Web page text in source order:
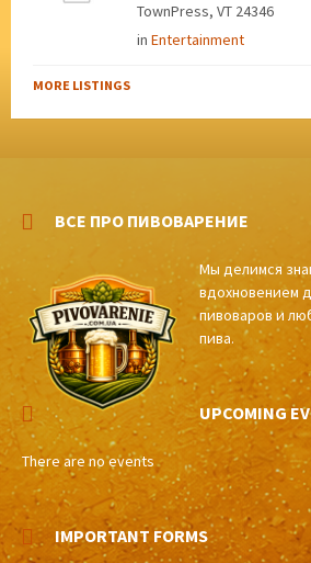
TownPress, VT 24346
in Entertainment
MORE LISTINGS
ВСЕ ПРО ПИВОВАРЕНИЕ
Мы делимся
вдохновением
пивоваров и
пива.
UPCOMING
There are no events
IMPORTANT FORMS